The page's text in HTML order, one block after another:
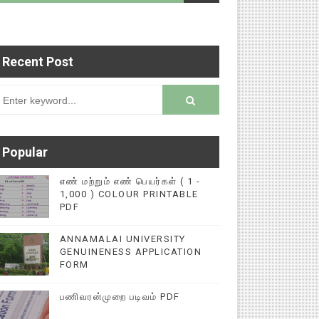
மின்னல் கல்விச் செய்தி
Recent Post
Popular
எண் மற்றும் எண் பெயர்கள் ( 1 -
1,000 ) COLOUR PRINTABLE
PDF
ANNAMALAI UNIVERSITY
GENUINENESS APPLICATION
FORM
பணிவரன்முறை படிவம் PDF